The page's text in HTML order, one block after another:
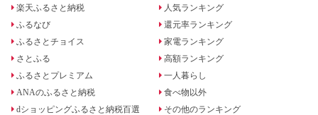
楽天ふるさと納税
ふるなび
ふるさとチョイス
さとふる
ふるさとプレミアム
ANAのふるさと納税
dショッピングふるさと納税百選
人気ランキング
還元率ランキング
家電ランキング
高額ランキング
一人暮らし
食べ物以外
その他のランキング